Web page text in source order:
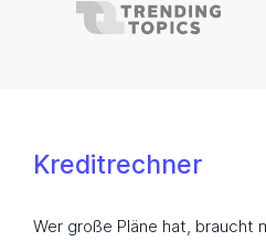
Kreditrechner
Wer große Pläne hat, braucht